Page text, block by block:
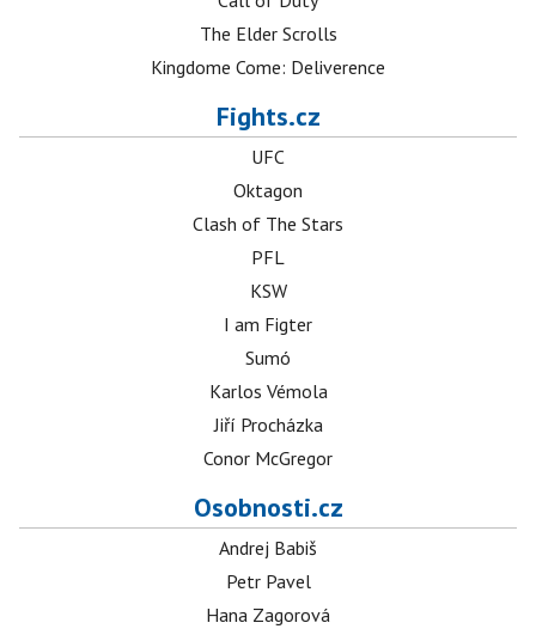
The Elder Scrolls
Kingdome Come: Deliverence
Fights.cz
UFC
Oktagon
Clash of The Stars
PFL
KSW
I am Figter
Sumó
Karlos Vémola
Jiří Procházka
Conor McGregor
Osobnosti.cz
Andrej Babiš
Petr Pavel
Hana Zagorová